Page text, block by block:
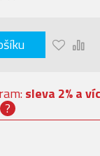
sleva 2% a
?